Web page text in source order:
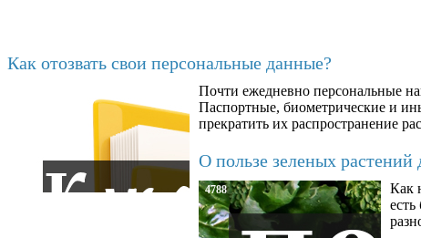
Как отозвать свои персональные данные?
Почти ежедневно персональные
Паспортные, биометрические и
прекратить их распространение
О пользе зеленых растений
4788
Как